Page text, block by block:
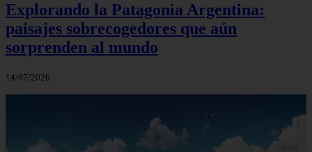
Explorando la Patagonia Argentina:
paisajes sobrecogedores que aún
sorprenden al mundo
14/07/2026